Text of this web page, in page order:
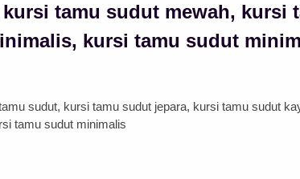
tamu sudut mewah, kursi
kursi tamu sudut
sudut, kursi tamu sudut jepara, kursi tamu sudut
tamu sudut minimalis